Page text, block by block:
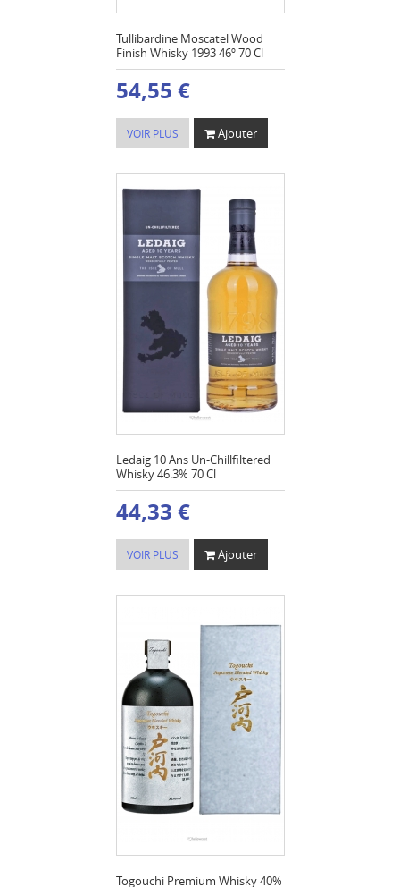
Tullibardine Moscatel Wood
Finish Whisky 1993 46º 70 Cl
54,55 €
VOIR PLUS Ajouter
Ledaig 10 Ans Un-Chillfiltered
Whisky 46.3% 70 Cl
44,33 €
VOIR PLUS Ajouter
Togouchi Premium Whisky 40%